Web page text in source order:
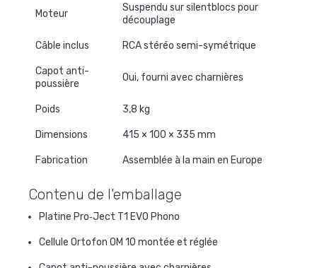
Moteur
Suspendu sur silentblocs pour
découplage
Câble inclus RCA stéréo semi-symétrique
Capot anti-
poussière
Oui, fourni avec charnières
Poids 3,8 kg
Dimensions 415 × 100 × 335 mm
Fabrication Assemblée à la main en Europe
Contenu de l’emballage
Platine Pro‑Ject T1 EVO Phono
Cellule Ortofon OM 10 montée et réglée